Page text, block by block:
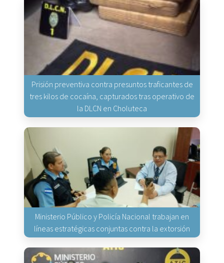
Prisión preventiva contra presuntos traficantes de
tres kilos de cocaína, capturados tras operativo de
la DLCN en Choluteca
Ministerio Público y Policía Nacional trabajan en
líneas estratégicas conjuntas contra la extorsión